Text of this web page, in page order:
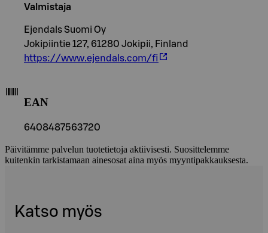
Valmistaja
Ejendals Suomi Oy
Jokipiintie 127, 61280 Jokipii, Finland
https://www.ejendals.com/fi
EAN
6408487563720
Päivitämme palvelun tuotetietoja aktiivisesti. Suosittelemme
kuitenkin tarkistamaan ainesosat aina myös myyntipakkauksesta.
Katso myös